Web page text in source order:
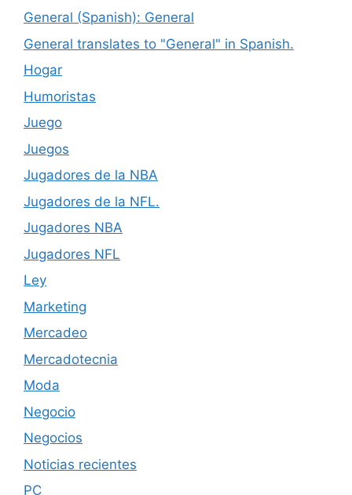
General (Spanish): General
General translates to "General" in Spanish.
Hogar
Humoristas
Juego
Juegos
Jugadores de la NBA
Jugadores de la NFL.
Jugadores NBA
Jugadores NFL
Ley
Marketing
Mercadeo
Mercadotecnia
Moda
Negocio
Negocios
Noticias recientes
PC